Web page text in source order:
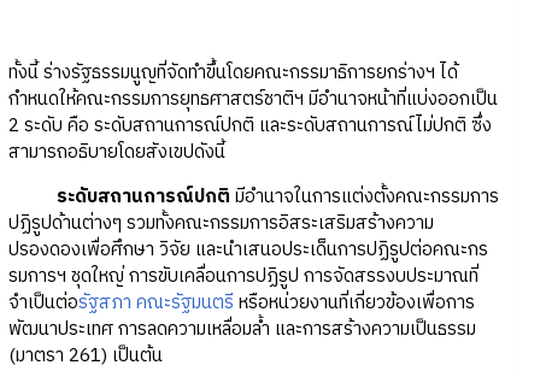
ทั้งนี้ ร่างรัฐธรรมนูญที่จัดทำขึ้นโดยคณะกรรมาธิการยกร่างฯ ได้
กำหนดให้คณะกรรมการยุทธศาสตร์ชาติฯ มีอำนาจหน้าที่แบ่งออกเป็น
2 ระดับ คือ ระดับสถานการณ์ปกติ และระดับสถานการณ์ไม่ปกติ ซึ่ง
สามารถอธิบายโดยสังเขปดังนี้
ระดับสถานการณ์ปกติ มีอำนาจในการแต่งตั้งคณะกรรมการ
ปฏิรูปด้านต่างๆ รวมทั้งคณะกรรมการอิสระเสริมสร้างความ
ปรองดองเพื่อศึกษา วิจัย และนำเสนอประเด็นการปฏิรูปต่อคณะกร
รมการฯ ชุดใหญ่ การขับเคลื่อนการปฏิรูป การจัดสรรงบประมาณที่
จำเป็นต่อรัฐสภา คณะรัฐมนตรี หรือหน่วยงานที่เกี่ยวข้องเพื่อการ
พัฒนาประเทศ การลดความเหลื่อมล้ำ และการสร้างความเป็นธรรม
(มาตรา 261) เป็นต้น